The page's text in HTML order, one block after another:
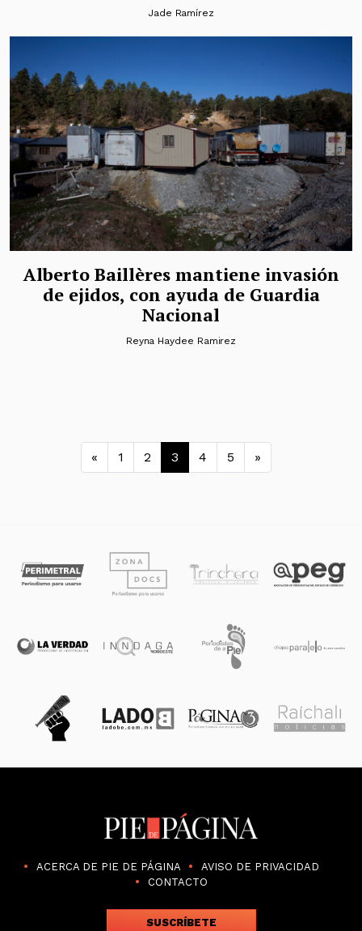
Jade Ramírez
Alberto Baillères mantiene invasión
de ejidos, con ayuda de Guardia
Nacional
Reyna Haydee Ramirez
Navegación de entradas
« 1 2 3 4 5 »
ACERCA DE PIE DE PÁGINA
AVISO DE PRIVACIDAD
CONTACTO
SUSCRÍBETE